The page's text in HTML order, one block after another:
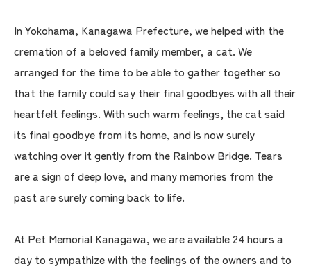
In Yokohama, Kanagawa Prefecture, we helped with the
cremation of a beloved family member, a cat. We
arranged for the time to be able to gather together so
that the family could say their final goodbyes with all their
heartfelt feelings. With such warm feelings, the cat said
its final goodbye from its home, and is now surely
watching over it gently from the Rainbow Bridge. Tears
are a sign of deep love, and many memories from the
past are surely coming back to life.
At Pet Memorial Kanagawa, we are available 24 hours a
day to sympathize with the feelings of the owners and to